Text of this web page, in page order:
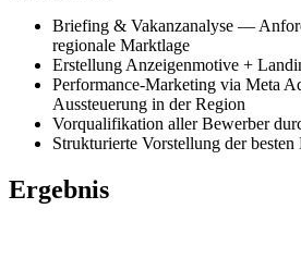
Briefing & Vakanzanalyse —
regionale Marktlage
Erstellung Anzeigenmotive +
Performance-Marketing via Meta
Aussteuerung in der Region
Vorqualifikation aller Bewerber
Strukturierte Vorstellung der
Ergebnis